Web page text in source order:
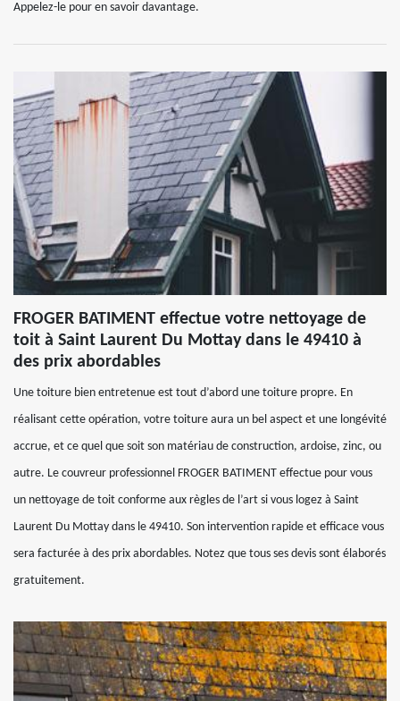
Appelez-le pour en savoir davantage.
FROGER BATIMENT effectue votre nettoyage de
toit à Saint Laurent Du Mottay dans le 49410 à
des prix abordables
Une toiture bien entretenue est tout d’abord une toiture propre. En
réalisant cette opération, votre toiture aura un bel aspect et une longévité
accrue, et ce quel que soit son matériau de construction, ardoise, zinc, ou
autre. Le couvreur professionnel FROGER BATIMENT effectue pour vous
un nettoyage de toit conforme aux règles de l’art si vous logez à Saint
Laurent Du Mottay dans le 49410. Son intervention rapide et efficace vous
sera facturée à des prix abordables. Notez que tous ses devis sont élaborés
gratuitement.